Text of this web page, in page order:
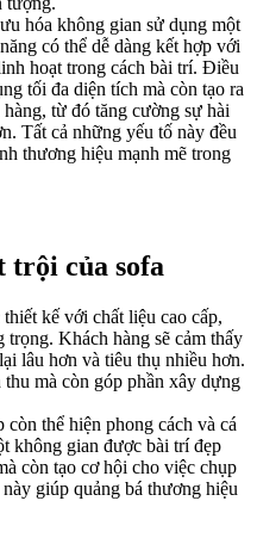
hóa không gian sử dụng một
có thể dễ dàng kết hợp với
hoạt trong cách bài trí. Điều
tối đa diện tích mà còn tạo ra
từ đó tăng cường sự hài
Tất cả những yếu tố này đều
thương hiệu mạnh mẽ trong
của sofa
kế với chất liệu cao cấp,
trọng. Khách hàng sẽ cảm thấy
lâu hơn và tiêu thụ nhiều hơn.
mà còn góp phần xây dựng
còn thể hiện phong cách và cá
không gian được bài trí đẹp
còn tạo cơ hội cho việc chụp
giúp quảng bá thương hiệu